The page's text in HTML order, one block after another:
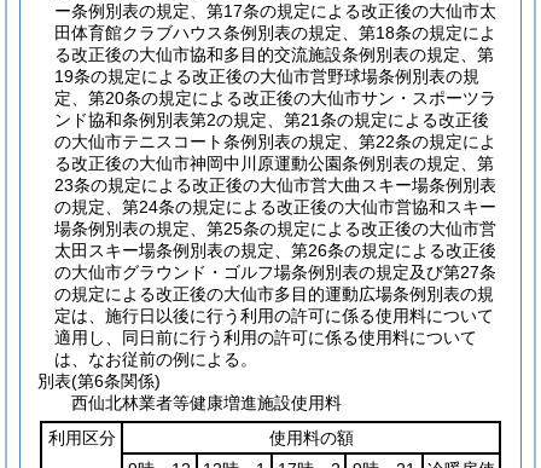
ー条例別表の規定、第17条の規定による改正後の大仙市太
田体育館クラブハウス条例別表の規定、第18条の規定によ
る改正後の大仙市協和多目的交流施設条例別表の規定、第
19条の規定による改正後の大仙市営野球場条例別表の規
定、第20条の規定による改正後の大仙市サン・スポーツラ
ンド協和条例別表第2の規定、第21条の規定による改正後
の大仙市テニスコート条例別表の規定、第22条の規定によ
る改正後の大仙市神岡中川原運動公園条例別表の規定、第
23条の規定による改正後の大仙市営大曲スキー場条例別表
の規定、第24条の規定による改正後の大仙市営協和スキー
場条例別表の規定、第25条の規定による改正後の大仙市営
太田スキー場条例別表の規定、第26条の規定による改正後
の大仙市グラウンド・ゴルフ場条例別表の規定及び第27条
の規定による改正後の大仙市多目的運動広場条例別表の規
定は、施行日以後に行う利用の許可に係る使用料について
適用し、同日前に行う利用の許可に係る使用料について
は、なお従前の例による。
別表(第6条関係)
西仙北林業者等健康増進施設使用料
利用区分
使用料の額